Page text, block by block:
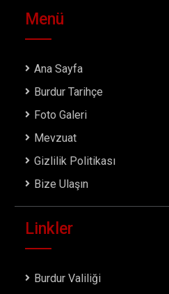
Menü
Ana Sayfa
Burdur Tarihçe
Foto Galeri
Mevzuat
Gizlilik Politikası
Bize Ulaşın
Linkler
Burdur Valiliği